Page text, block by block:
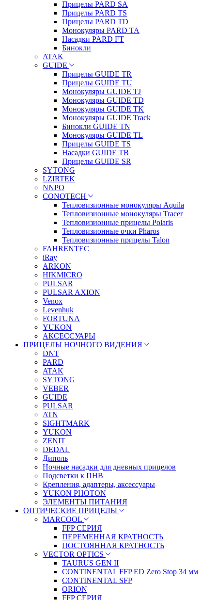
Прицелы PARD SA
Прицелы PARD TS
Прицелы PARD TD
Монокуляры PARD TA
Насадки PARD FT
Бинокли
ATAK
GUIDE
Прицелы GUIDE TR
Прицелы GUIDE TU
Монокуляры GUIDE TJ
Монокуляры GUIDE TD
Монокуляры GUIDE TK
Монокуляры GUIDE Track
Бинокли GUIDE TN
Монокуляры GUIDE TL
Прицелы GUIDE TS
Насадки GUIDE TB
Прицелы GUIDE SR
SYTONG
LZIRTEK
NNPO
CONOTECH
Тепловизионные монокуляры Aquila
Тепловизионные монокуляры Tracer
Тепловизионные прицелы Polaris
Тепловизионные очки Pharos
Тепловизионные прицелы Talon
FAHRENTEC
iRay
ARKON
HIKMICRO
PULSAR
PULSAR AXION
Venox
Levenhuk
FORTUNA
YUKON
АКСЕССУАРЫ
ПРИЦЕЛЫ НОЧНОГО ВИДЕНИЯ
DNT
PARD
ATAK
SYTONG
VEBER
GUIDE
PULSAR
ATN
SIGHTMARK
YUKON
ZENIT
DEDAL
Диполь
Ночные насадки для дневных прицелов
Подсветки к ПНВ
Крепления, адаптеры, аксессуары
YUKON PHOTON
ЭЛЕМЕНТЫ ПИТАНИЯ
ОПТИЧЕСКИЕ ПРИЦЕЛЫ
MARCOOL
FFP СЕРИЯ
ПЕРЕМЕННАЯ КРАТНОСТЬ
ПОСТОЯННАЯ КРАТНОСТЬ
VECTOR OPTICS
TAURUS GEN II
CONTINENTAL FFP ED Zero Stop 34 мм
CONTINENTAL SFP
ORION
FFP СЕРИЯ